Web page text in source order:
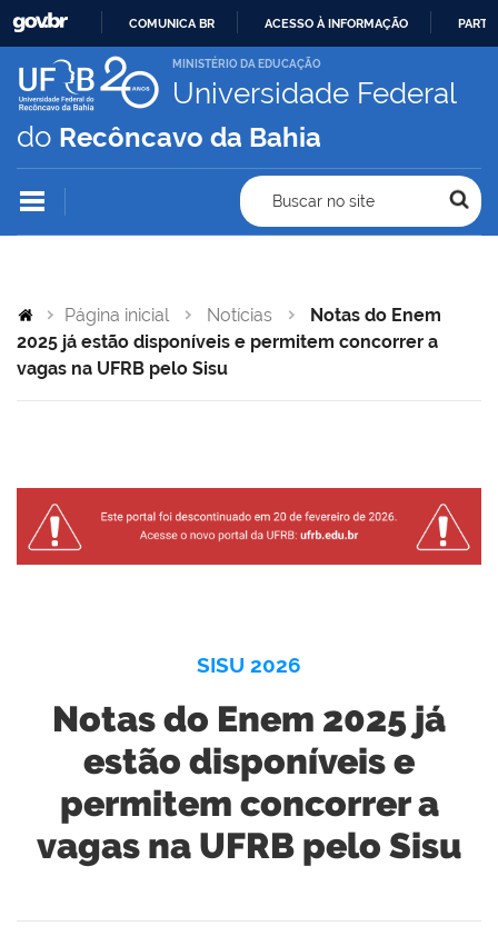
IR
PARA
CONTEÚDO
COMUNICA BR ACESSO À INFORMAÇÃO
MINISTÉRIO DA EDUCAÇÃO
Universidade Federal
do Recôncavo da Bahia
Buscar no site
Página inicial Notícias
Notas do Enem
2025 já estão disponíveis e permitem concorrer a
vagas na UFRB pelo Sisu
SISU 2026
Notas do Enem 2025 já
estão disponíveis e
permitem concorrer a
vagas na UFRB pelo Sisu